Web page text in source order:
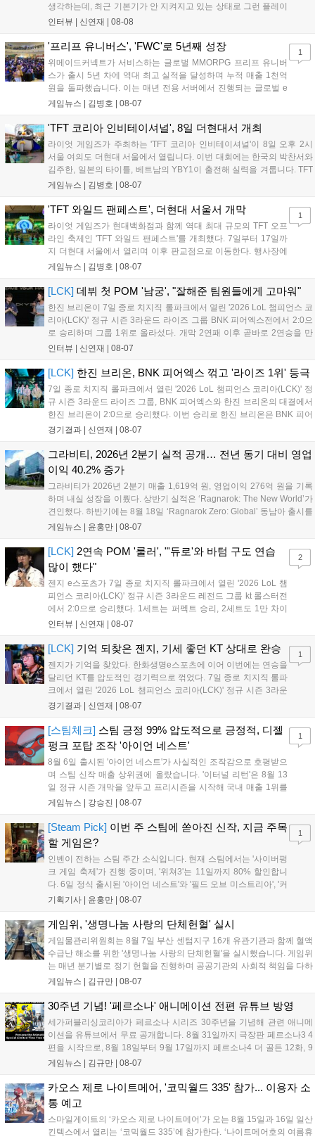
생각하는데, 최근 기본기가 안 지켜지고 있는 상태로 그런 플레이
를 추구하다 보니까 팀적으로 안 좋은 사고가 계속 많이 났던 것
LoL 챔피언스 코리아(LCK)'...
인터뷰 | 신연재 08-08
'프리프 유니버스', 'FWC'로 5년째 성장
위메이드커넥트가 서비스하는 글로벌 MMORPG 프리프 유니버
스가 출시 5년 차에 역대 최고 실적을 달성하며 누적 매출 1천억
원을 돌파했습니다. 이는 매년 전용 서버에서 진행되는 글로벌 e
스포츠 대회 FWC의 영향이 큽니다. FWC는 이용자가 동일한 조
은 전년 대비 매출과 이용자 지표가 대폭 상승하는 성과를 냈습니
다. 오는 10월 필리핀 마닐라에서 총상금 11만 달러 규모의 제4회
FWC 그랜드 파이널이 개최될 예정이며, 위메이드커넥트는 이를
통해 커뮤니티 중심의 장기 성장 모델을 지속할 방침입니다....
게임뉴스 | 김병호 08-07
1
'TFT 코리아 인비테이셔널', 8일 더현대서 개최
라이엇 게임즈가 주최하는 'TFT 코리아 인비테이셔널'이 8일 오후 2시
서울 여의도 더현대 서울에서 열립니다. 이번 대회에는 한국의 박찬서와
김주한, 일본의 타이틀, 베트남의 YBY1이 출전해 실력을 겨룹니다. TFT
는 소속팀 없이 개인 자격으로 참가하는 독특한 대회 구조를 가지며, 누
17일까지 이어지는 이번 행사는 신규 세트 체험과 공연 등 다양한 즐길
거리를 제공하며, 이후 현대백화점 판교점에서도 행사가 이어질 예정입
니다. 연말에는 라스베이거스 오픈이 개최됩니다....
게임뉴스 | 김병호 08-07
'TFT 와일드 팬페스트', 더현대 서울서 개막
라이엇 게임즈가 현대백화점과 함께 역대 최대 규모의 TFT 오프
라인 축제인 'TFT 와일드 팬페스트'를 개최했다. 7일부터 17일까
지 더현대 서울에서 열리며 이후 판교점으로 이동한다. 행사장에
는 체험, 스페셜, 무대 존이 마련됐으며 8일 오후 2시 인비테이셔
연 등 다채로운 일정이 준비되어 있다. 사전 예약은 조기 마감될
만큼 큰 인기를 끌고 있다....
게임뉴스 | 김병호 08-07
1
[LCK] 데뷔 첫 POM '남궁', "잘해준 팀원들에게 고마워"
한진 브리온이 7일 종로 치지직 롤파크에서 열린 '2026 LoL 챔피언스 코
리아(LCK)' 정규 시즌 3라운드 라이즈 그룹 BNK 피어엑스전에서 2:0으
로 승리하며 그룹 1위로 올라섰다. 개막 2연패 이후 곧바로 2연승을 만
들어내면서 이어질 4라운드에 대한 기대감을 올렸다. 다음은 이날 데뷔
인터뷰 | 신연재 08-07
[LCK] 한진 브리온, BNK 피어엑스 꺾고 '라이즈 1위' 등극
7일 종로 치지직 롤파크에서 열린 '2026 LoL 챔피언스 코리아(LCK)' 정
규 시즌 3라운드 라이즈 그룹, BNK 피어엑스와 한진 브리온의 대결에서
한진 브리온이 2:0으로 승리했다. 이번 승리로 한진 브리온은 BNK 피어
엑스를 제치고 라이즈 그룹 1위로 올라섰다. 1세트, 한진 브리온이 '로머'
경기결과 | 신연재 08-07
그라비티, 2026년 2분기 실적 공개… 전년 동기 대비 영업
이익 40.2% 증가
그라비티가 2026년 2분기 매출 1,619억 원, 영업이익 276억 원을 기록
하며 내실 성장을 이뤘다. 상반기 실적은 ‘Ragnarok: The New World’가
견인했다. 하반기에는 8월 18일 ‘Ragnarok Zero: Global’ 동남아 출시를
시작으로 9월 3일 ‘달려라 헤베레케 EX’, 9월 22일 ‘갈바테인’ 등 다양한
이’ 출시가 예정돼 있으며, 2027년에는 ‘Ragnarok 3’ 등 대작을 글로벌
출시할 계획이다. 그라비티는 조인트벤처 설립과 라그나로크 에코 시스
템 구축을 통해 신성장 동력을 확보할 방침이다....
게임뉴스 | 윤홍만 08-07
[LCK] 2연속 POM '룰러', "'듀로'와 바텀 구도 연습
많이 했다"
젠지 e스포츠가 7일 종로 치지직 롤파크에서 열린 '2026 LoL 챔
피언스 코리아(LCK)' 정규 시즌 3라운드 레전드 그룹 kt 롤스터전
에서 2:0으로 승리했다. 1세트는 퍼펙트 승리, 2세트도 1만 차이
를 벌리며 25분 만에 승리하면서 말 그대로 압도적인 경기력을 선
하며 POM에 선정됐...
인터뷰 | 신연재 08-07
2
[LCK] 기억 되찾은 젠지, 기세 좋던 KT 상대로 완승
젠지가 기억을 찾았다. 한화생명e스포츠에 이어 이번에는 연승을
달리던 KT를 압도적인 경기력으로 꺾었다. 7일 종로 치지직 롤파
크에서 열린 '2026 LoL 챔피언스 코리아(LCK)' 정규 시즌 3라운
드 레전드 그룹, kt 롤스터와 젠지 e스포츠의 대결에서 젠지가 압
기억을 되찾기라도 한 듯 1,...
경기결과 | 신연재 08-07
1
[스팀체크] 스팀 긍정 99% 압도적으로 긍정적, 디젤
펑크 포탑 조작 '아이언 네스트'
8월 6일 출시된 '아이언 네스트'가 사실적인 조작감으로 호평받으
며 스팀 신작 매출 상위권에 올랐습니다. '이터널 리턴'은 8월 13
일 정규 시즌 개막을 앞두고 프리시즌을 시작해 국내 매출 1위를
기록했습니다. 25주년을 맞은 '고스트 리콘' 시리즈는 8월 6일 쇼
'마블 투혼: 파이팅 소울즈'와 레트로 수리 시뮬레이션 '리스토
리'도 스팀에 정식 출시되었습니다....
게임뉴스 | 강승진 08-07
1
[Steam Pick] 이번 주 스팀에 쏟아진 신작, 지금 주목
할 게임은?
인벤이 전하는 스팀 주간 소식입니다. 현재 스팀에서는 '사이버펑
크 게임 축제'가 진행 중이며, '위쳐3'는 11일까지 80% 할인합니
다. 6일 정식 출시된 '아이언 네스트'와 '필드 오브 미스트리아', '커
세어 코브'가 호평받고 있습니다. 한편, 7일 출시된 '마블 투혼'은
다. 유비소프트의 '고스트리콘: 와일드랜드'는 7년 만의 대규모 업
데이트 '라스트 라이츠'와 함께 95% 할인 중입니다....
기획기사 | 윤홍만 08-07
1
게임위, '생명나눔 사랑의 단체헌혈' 실시
게임물관리위원회는 8월 7일 부산 센텀지구 16개 유관기관과 함께 혈액
수급난 해소를 위한 '생명나눔 사랑의 단체헌혈'을 실시했습니다. 게임위
는 매년 분기별로 정기 헌혈을 진행하며 공공기관의 사회적 책임을 다하
고 있으며, 이번 행사에는 영화진흥위원회 등 14개 기관 임직원이 동참
따뜻한 실천에 참여한 모든 임직원에게 감사의 뜻을 전하며 헌혈 문화
확산에 앞장섰습니다....
게임뉴스 | 김규만 08-07
30주년 기념! '페르소나' 애니메이션 전편 유튜브 방영
세가퍼블리싱코리아가 페르소나 시리즈 30주년을 기념해 관련 애니메
이션을 유튜브에서 무료 공개합니다. 8월 31일까지 극장판 페르소나3 4
편을 시작으로, 8월 18일부터 9월 17일까지 페르소나4 더 골든 12화, 9
월 15일부터 10월 14일까지 페르소나5 시리즈가 순차 공개됩니다. 또한
영상 및 대형 전광판에 소개될 예정입니다....
게임뉴스 | 김규만 08-07
카오스 제로 나이트메어, '코믹월드 335' 참가... 이용자 소
통 예고
스마일게이트의 ‘카오스 제로 나이트메어’가 오는 8월 15일과 16일 일산
킨텍스에서 열리는 ‘코믹월드 335’에 참가한다. ‘나이트메어호의 여름휴